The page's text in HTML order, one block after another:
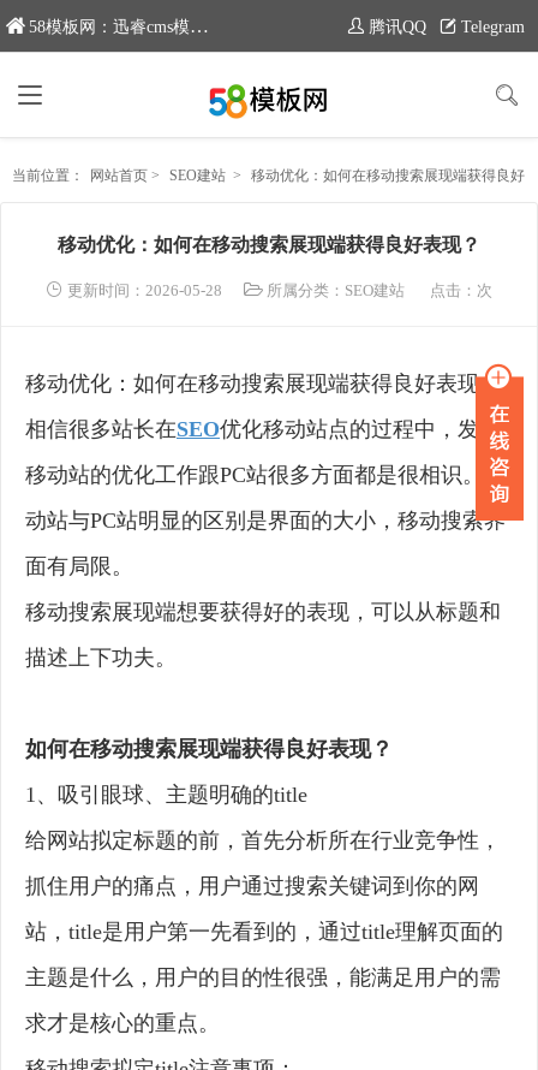
58模板网：迅睿cms模板专业分享平台，新域名：www.moban58.com 腾讯QQ Telegram
当前位置： 网站首页 > SEO建站 > 移动优化：如何在移动搜索展现端获得良好表现？
移动优化：如何在移动搜索展现端获得良好表现？
更新时间：2026-05-28 所属分类： SEO建站 点击： 次
移动优化：如何在移动搜索展现端获得良好表现？
相信很多站长在SEO优化移动站点的过程中，发现
移动站的优化工作跟PC站很多方面都是很相识。移
动站与PC站明显的区别是界面的大小，移动搜索界
面有局限。
移动搜索展现端想要获得好的表现，可以从标题和
描述上下功夫。
如何在移动搜索展现端获得良好表现？
1、吸引眼球、主题明确的title
给网站拟定标题的前，首先分析所在行业竞争性，
抓住用户的痛点，用户通过搜索关键词到你的网
站，title是用户第一先看到的，通过title理解页面的
主题是什么，用户的目的性很强，能满足用户的需
求才是核心的重点。